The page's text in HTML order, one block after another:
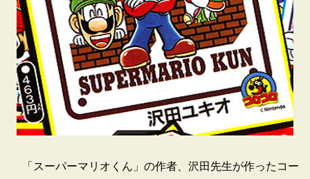
「スーパーマリオくん」の作者、沢田先生が作ったコー